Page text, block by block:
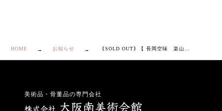
HOME お知らせ
美術品・骨董品の専門会社